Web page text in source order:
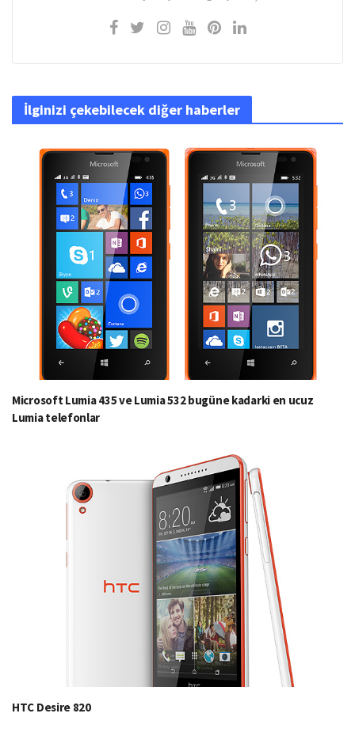
İlginizi çekebilecek diğer haberler
Microsoft Lumia 435 ve Lumia 532 bugüne kadarki en ucuz
Lumia telefonlar
HTC Desire 820